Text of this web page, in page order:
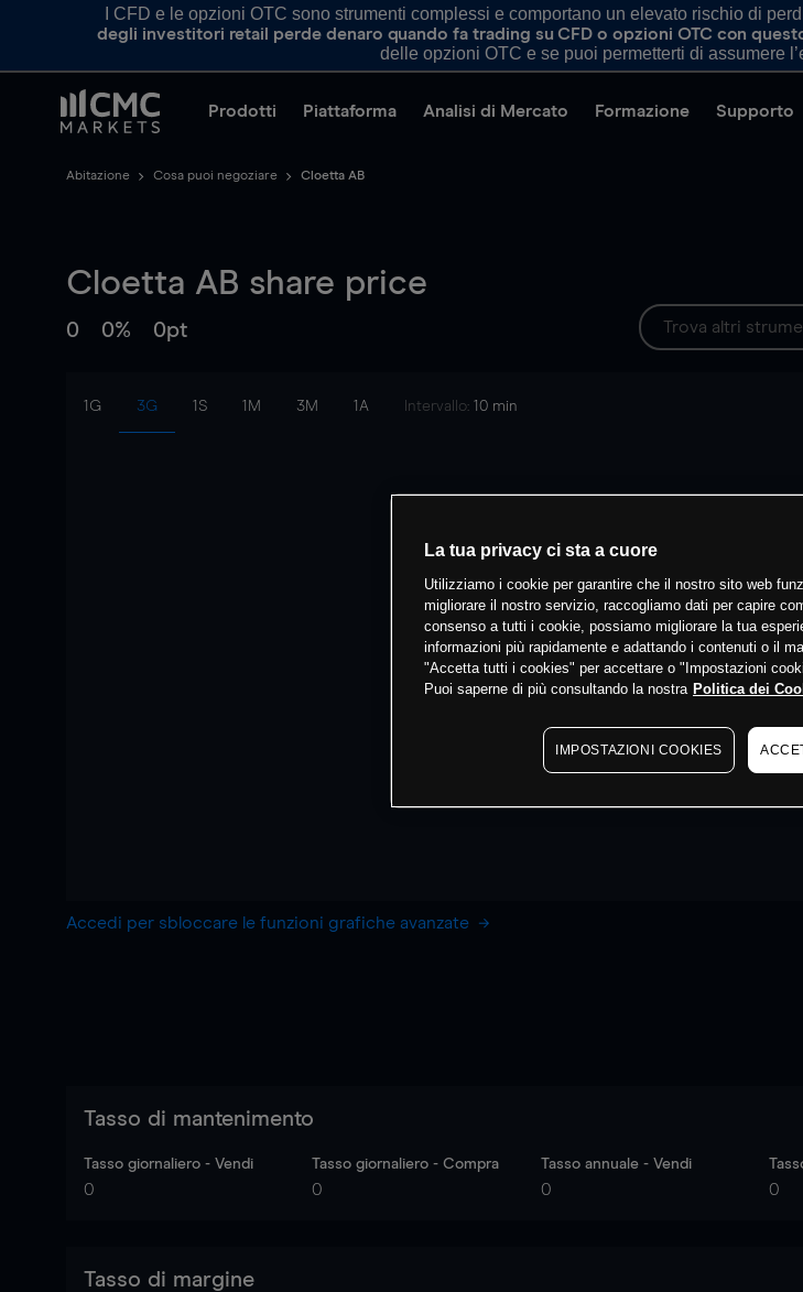
I CFD e le opzioni OTC sono strumenti complessi e comportano un elevato rischio di
degli investitori retail perde denaro quando fa trading su CFD o opzioni OTC con
delle opzioni OTC e se puoi permetterti di assumere
Prodotti Piattaforma Analisi di Mercato Formazione Supporto
Abitazione Cosa puoi negoziare Cloetta AB
Cloetta AB share price
0 0% 0pt
1G 3G 1S 1M 3M 1A Intervallo: 10 min
Accedi per sbloccare le funzioni grafiche avanzate
Tasso di mantenimento
Tasso giornaliero - Vendi
0
Tasso giornaliero - Compra
0
Tasso annuale - Vendi
0 0
Tasso di margine
La tua privacy ci sta a cuore
Utilizziamo i cookie per garantire che il nostro sito web
migliorare il nostro servizio, raccogliamo dati per capire
consenso a tutti i cookie, possiamo migliorare la tua
informazioni più rapidamente e adattando i contenuti o il
"Accetta tutti i cookies" per accettare o "Impostazioni
Puoi saperne di più consultando la nostra Politica dei
IMPOSTAZIONI COOKIES